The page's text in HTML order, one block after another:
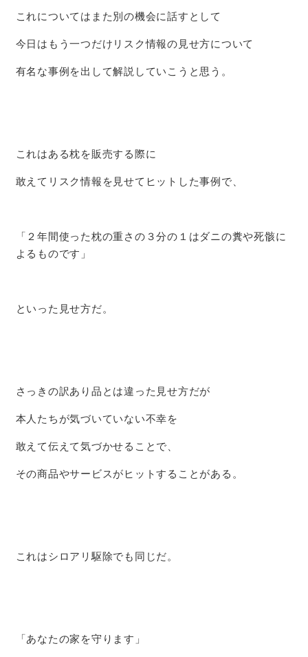
これについてはまた別の機会に話すとして
今日はもう一つだけリスク情報の見せ方について
有名な事例を出して解説していこうと思う。
これはある枕を販売する際に
敢えてリスク情報を見せてヒットした事例で、
「２年間使った枕の重さの３分の１はダニの糞や死骸に
よるものです」
といった見せ方だ。
さっきの訳あり品とは違った見せ方だが
本人たちが気づいていない不幸を
敢えて伝えて気づかせることで、
その商品やサービスがヒットすることがある。
これはシロアリ駆除でも同じだ。
「あなたの家を守ります」